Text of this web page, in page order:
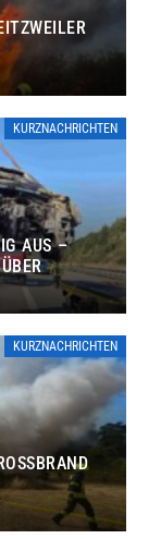
KURZNACHRICHTEN
AUS –
KURZNACHRICHTEN
B